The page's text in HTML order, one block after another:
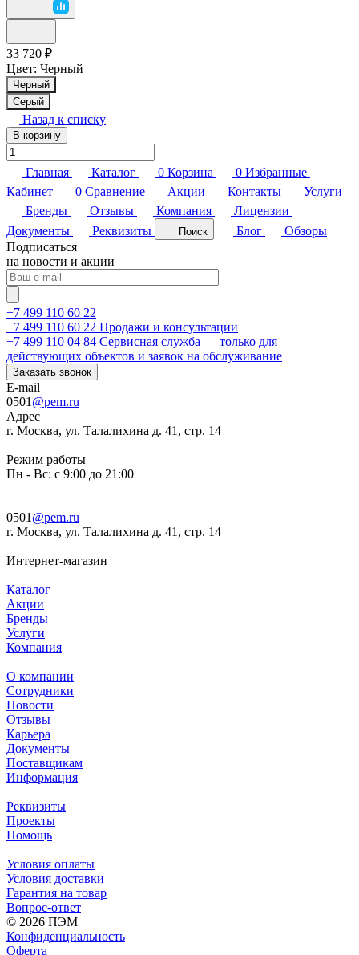
33 720 ₽
Цвет: Черный
Черный
Серый
Назад к списку
В корзину
Главная Каталог 0 Корзина 0 Избранные
Кабинет
0 Сравнение Акции Контакты
Услуги
Бренды
Отзывы Компания
Лицензии
Документы
Реквизиты Поиск Блог
Обзоры
Подписаться
на новости и акции
+7 499 110 60 22
+7 499 110 60 22 Продажи и консультации
+7 499 110 04 84 Сервисная служба — только для
действующих объектов и заявок на обслуживание
Заказать звонок
E-mail
0501 @pem.ru
Адрес
г. Москва, ул. Талалихина д. 41, стр. 14
Режим работы
Пн - Вс: с 9:00 до 21:00
0501 @pem.ru
г. Москва, ул. Талалихина д. 41, стр. 14
Интернет-магазин
Каталог
Акции
Бренды
Услуги
Компания
О компании
Сотрудники
Новости
Отзывы
Карьера
Документы
Поставщикам
Информация
Реквизиты
Проекты
Помощь
Условия оплаты
Условия доставки
Гарантия на товар
Вопрос-ответ
© 2026 ПЭМ
Конфиденциальность
Оферта